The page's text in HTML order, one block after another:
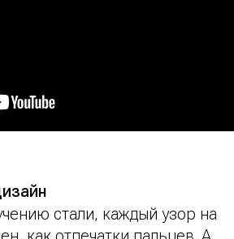
стали, каждый узор на